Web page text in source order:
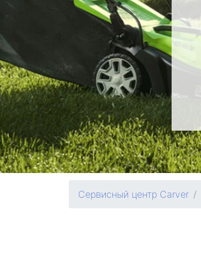
Сервисный центр Carver